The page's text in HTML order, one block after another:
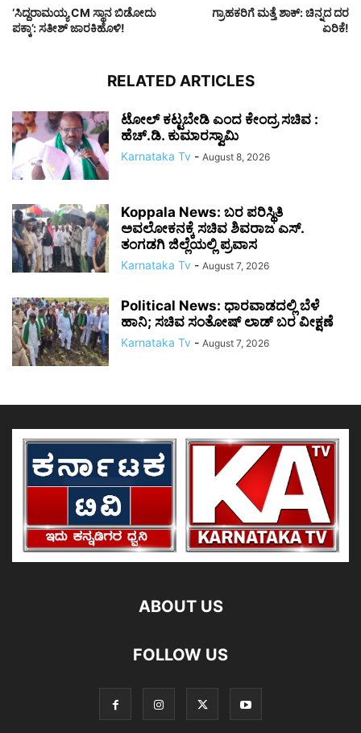
‘ಸಿದ್ದರಾಮಯ್ಯ CM ಸ್ಥಾನ ಬಿಡೋದು
ಪಕ್ಕಾ’: ಸತೀಶ್ ಜಾರಕಿಹೊಳಿ!
ಗ್ರಾಹಕರಿಗೆ ಮತ್ತೆ ಶಾಕ್: ಚಿನ್ನದ ದರ
ಏರಿಕೆ!
RELATED ARTICLES
ಟೋಲ್ ಕಟ್ಟಬೇಡಿ ಎಂದ ಕೇಂದ್ರ ಸಚಿವ :
ಹೆಚ್.ಡಿ. ಕುಮಾರಸ್ವಾಮಿ
Karnataka Tv - August 8, 2026
Koppala News: ಬರ ಪರಿಸ್ಥಿತಿ
ಅವಲೋಕನಕ್ಕೆ ಸಚಿವ ಶಿವರಾಜ ಎಸ್.
ತಂಗಡಗಿ ಜಿಲ್ಲೆಯಲ್ಲಿ ಪ್ರವಾಸ
Karnataka Tv - August 7, 2026
Political News: ಧಾರವಾಡದಲ್ಲಿ ಬೆಳೆ
ಹಾನಿ; ಸಚಿವ ಸಂತೋಷ್ ಲಾಡ್ ಬರ ವೀಕ್ಷಣೆ
Karnataka Tv - August 7, 2026
ABOUT US
FOLLOW US